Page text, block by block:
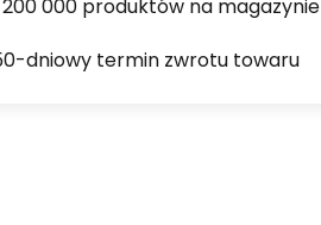
200 000 produktów na magazynie
dniowy termin zwrotu towaru